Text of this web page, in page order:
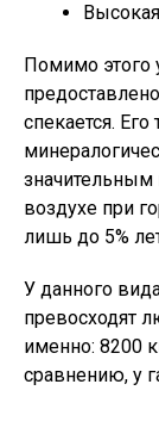
Помимо этого
спекается.
значительным
воздухе при
лишь до 5%
У данного
превосходят
именно: 8200
сравнению, у